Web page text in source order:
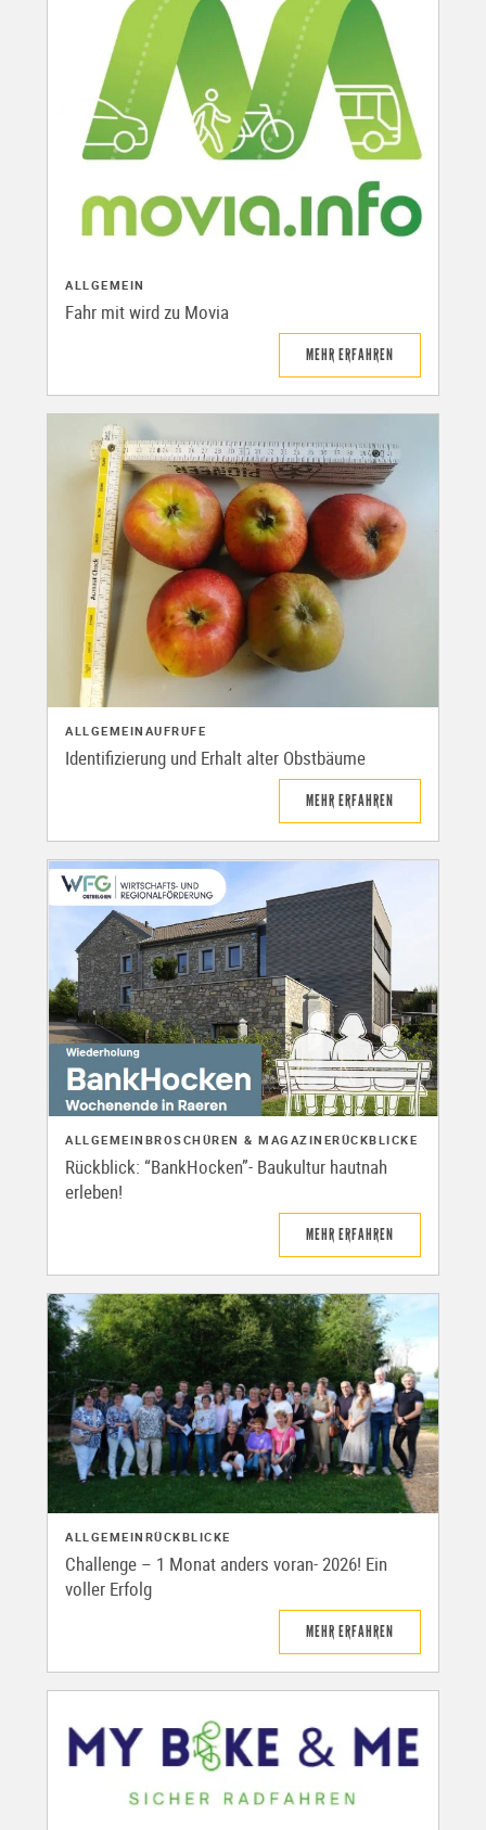
ALLGEMEIN
Fahr mit wird zu Movia
MEHR ERFAHREN
ALLGEMEIN AUFRUFE
Identifizierung und Erhalt alter Obstbäume
MEHR ERFAHREN
ALLGEMEIN BROSCHÜREN & MAGAZINERÜCKBLICKE
Rückblick: “BankHocken”- Baukultur hautnah
erleben!
MEHR ERFAHREN
ALLGEMEIN RÜCKBLICKE
Challenge – 1 Monat anders voran- 2026! Ein
voller Erfolg
MEHR ERFAHREN